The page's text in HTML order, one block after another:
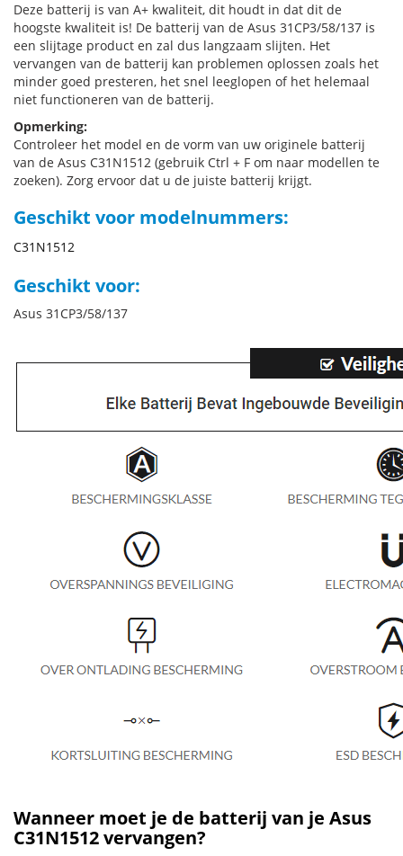
Deze batterij is van A+ kwaliteit, dit houdt in dat dit de
hoogste kwaliteit is! De batterij van de Asus 31CP3/58/137 is
een slijtage product en zal dus langzaam slijten. Het
vervangen van de batterij kan problemen oplossen zoals het
minder goed presteren, het snel leeglopen of het helemaal
niet functioneren van de batterij.
Opmerking:
Controleer het model en de vorm van uw originele batterij
van de Asus C31N1512 (gebruik Ctrl + F om naar modellen te
zoeken). Zorg ervoor dat u de juiste batterij krijgt.
Geschikt voor modelnummers:
C31N1512
Geschikt voor:
Asus 31CP3/58/137
Wanneer moet je de batterij van je Asus
C31N1512 vervangen?